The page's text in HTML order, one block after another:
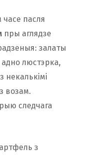
часе пасля
пры аглядзе
залаты
адно люстэрка,
некалькімі
возам.
следчага
з